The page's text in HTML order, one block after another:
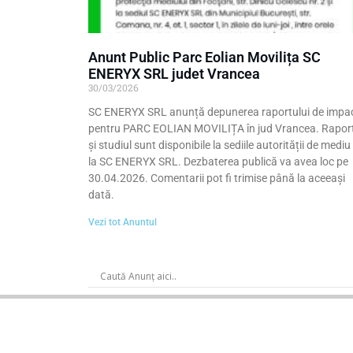
Anunt Public Parc Eolian Movilița SC
ENERYX SRL judet Vrancea
30/03/2026
SC ENERYX SRL anunță depunerea raportului de
pentru PARC EOLIAN MOVILIȚA în jud Vrancea.
și studiul sunt disponibile la sediile autorității de mediu
la SC ENERYX SRL. Dezbaterea publică va avea loc pe
30.04.2026. Comentarii pot fi trimise până la aceeași
dată.
Vezi tot Anuntul